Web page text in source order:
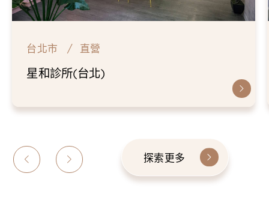
台北市 直營
仁愛星和診所
探索更多